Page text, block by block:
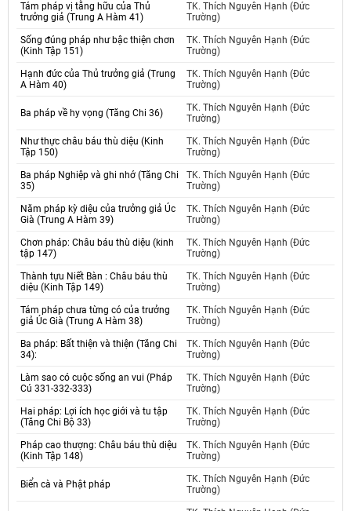
Tám pháp vị tằng hữu của Thủ
trưởng giả (Trung A Hàm 41)
TK. Thích Nguyên Hạnh (Đức
Trường)
Sống đúng pháp như bậc thiện chơn
(Kinh Tập 151)
TK. Thích Nguyên Hạnh (Đức
Trường)
Hạnh đức của Thủ trưởng giả (Trung
A Hàm 40)
TK. Thích Nguyên Hạnh (Đức
Trường)
Ba pháp về hy vọng (Tăng Chi 36)
TK. Thích Nguyên Hạnh (Đức
Trường)
Như thực châu báu thù diệu (Kinh
Tập 150)
TK. Thích Nguyên Hạnh (Đức
Trường)
Ba pháp Nghiệp và ghi nhớ (Tăng Chi
35)
TK. Thích Nguyên Hạnh (Đức
Trường)
Năm pháp kỳ diệu của trưởng giả Úc
Già (Trung A Hàm 39)
TK. Thích Nguyên Hạnh (Đức
Trường)
Chơn pháp: Châu báu thù diệu (kinh
tập 147)
TK. Thích Nguyên Hạnh (Đức
Trường)
Thành tựu Niết Bàn : Châu báu thù
diệu (Kinh Tập 149)
TK. Thích Nguyên Hạnh (Đức
Trường)
Tám pháp chưa từng có của trưởng
giả Úc Già (Trung A Hàm 38)
TK. Thích Nguyên Hạnh (Đức
Trường)
Ba pháp: Bất thiện và thiện (Tăng Chi
34):
TK. Thích Nguyên Hạnh (Đức
Trường)
Làm sao có cuộc sống an vui (Pháp
Cú 331-332-333)
TK. Thích Nguyên Hạnh (Đức
Trường)
Hai pháp: Lợi ích học giới và tu tập
(Tăng Chi Bộ 33)
TK. Thích Nguyên Hạnh (Đức
Trường)
Pháp cao thượng: Châu báu thù diệu
(Kinh Tập 148)
TK. Thích Nguyên Hạnh (Đức
Trường)
Biển cà và Phật pháp
TK. Thích Nguyên Hạnh (Đức
Trường)